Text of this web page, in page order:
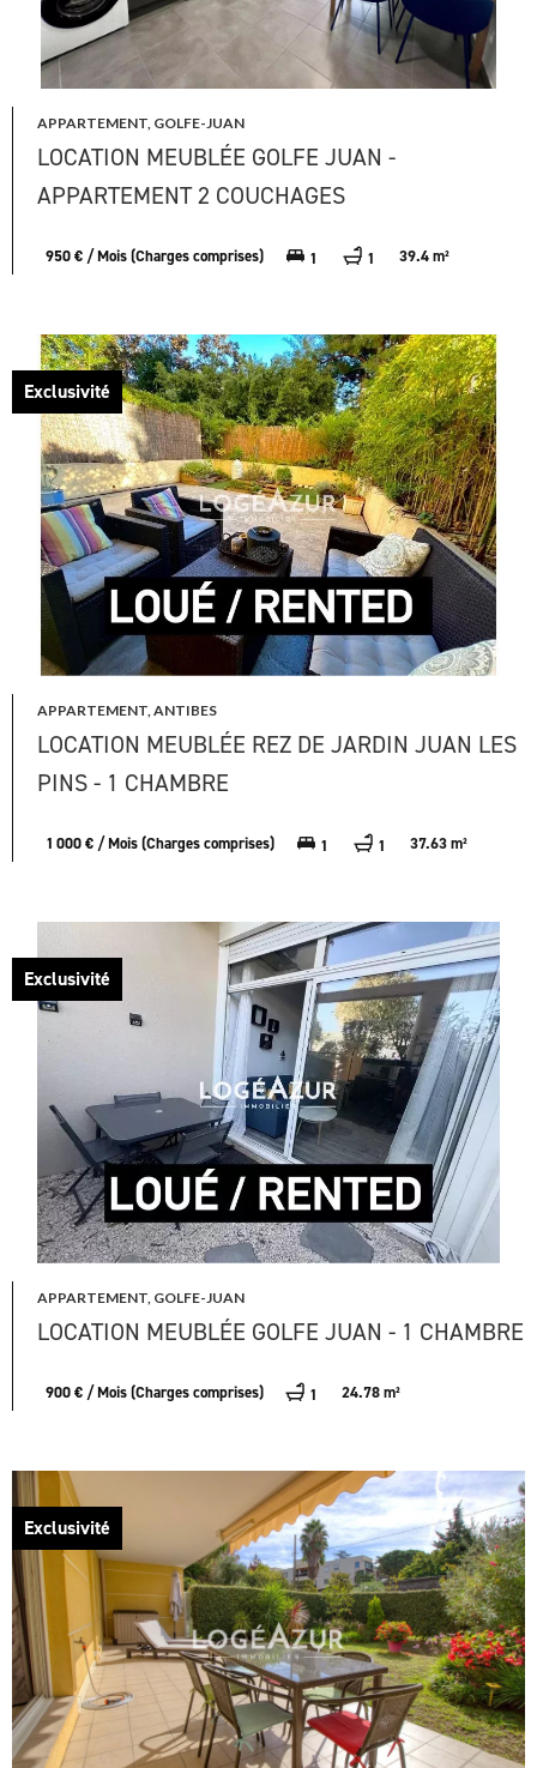
APPARTEMENT, GOLFE-JUAN
LOCATION MEUBLÉE GOLFE JUAN -
APPARTEMENT 2 COUCHAGES
950 € / Mois (Charges comprises) 1 1 39.4 m²
APPARTEMENT, ANTIBES
LOCATION MEUBLÉE REZ DE JARDIN JUAN LES
PINS - 1 CHAMBRE
1 000 € / Mois (Charges comprises) 1 1 37.63 m²
Exclusivité
APPARTEMENT, GOLFE-JUAN
LOCATION MEUBLÉE GOLFE JUAN - 1 CHAMBRE
900 € / Mois (Charges comprises) 1 24.78 m²
Exclusivité
Exclusivité